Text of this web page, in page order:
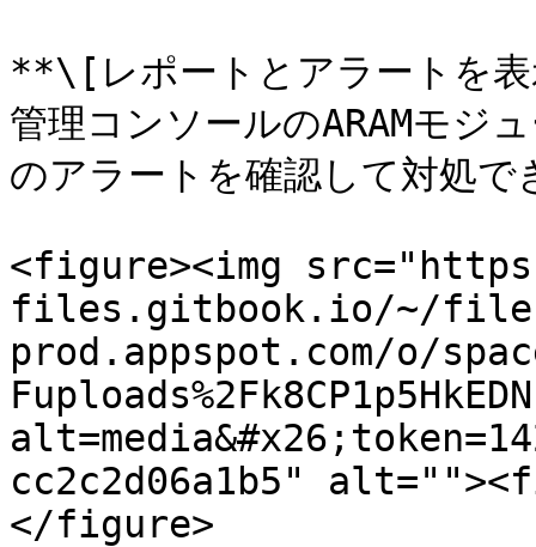
**\[レポートとアラートを
管理コンソールのARAMモジ
のアラートを確認して対処で
<figure><img
files.gitbook.io/~/
prod.appspot.com/o/
cc2c2d06a1b5"
</figure>